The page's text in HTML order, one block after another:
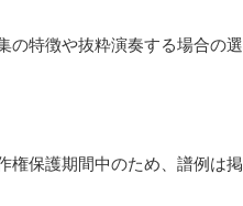
の特徴や抜粋演奏する場合の
保護期間中のため、譜例は掲